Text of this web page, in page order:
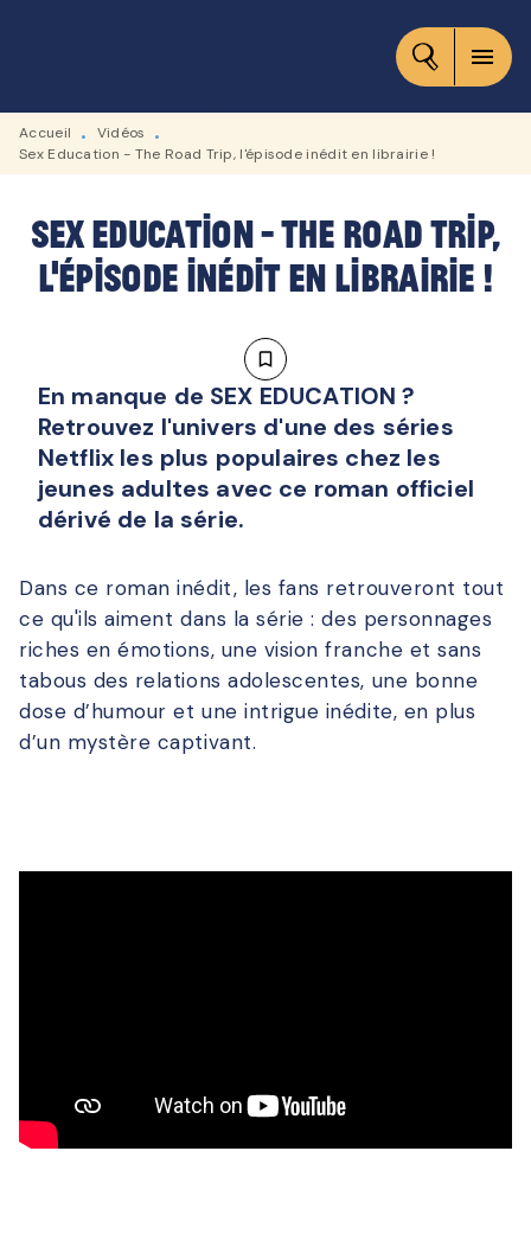
CONTENU
menu
Accueil • Vidéos
•
Sex Education - The Road Trip, l'épisode inédit en librairie !
Sex Education - The Road Trip,
l'épisode inédit en librairie !
bookmark_border
En manque de SEX EDUCATION ?
Retrouvez l'univers d'une des séries
Netflix les plus populaires chez les
jeunes adultes avec ce roman officiel
dérivé de la série.
Dans ce roman inédit, les fans retrouveront tout
ce qu'ils aiment dans la série : des personnages
riches en émotions, une vision franche et sans
tabous des relations adolescentes, une bonne
dose d’humour et une intrigue inédite, en plus
d’un mystère captivant.